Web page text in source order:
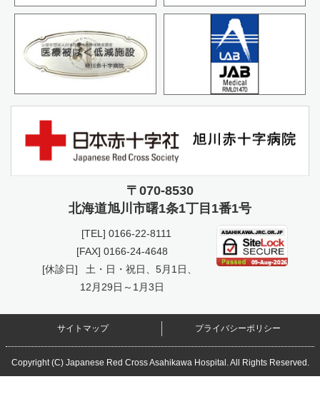
〒070-8530
北海道旭川市曙1条1丁目1番1号
[TEL] 0166-22-8111
[FAX] 0166-24-4648
[休診日]
土・日・祝日、5月1日、
12月29日～1月3日
サイトマップ プライバシーポリシー
Copyright (C) Japanese Red Cross Asahikawa Hospital. All Rights Reserved.